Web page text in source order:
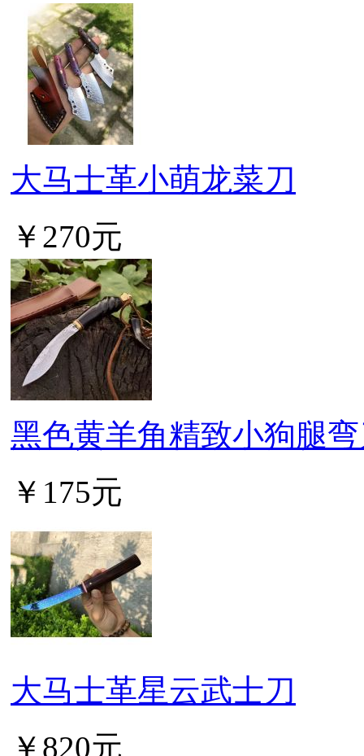
大马士革小萌龙菜刀
￥270元
黑色黄羊角精致小狗腿
￥175元
大马士革星云武士刀
￥820元